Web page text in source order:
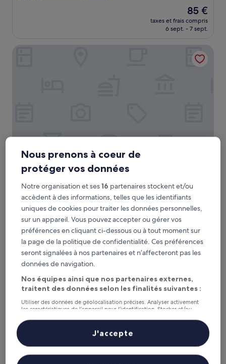
Le
nouveau
prix
de
85 €
85 €
taxes et frais compris
6 sept. - 7 sept.
Elite Hotel Ideon, Lund
Elite Hotel Ideon, Lund
Hébergement
4.0 étoiles
À 1,6 km de : Arrêt de tram Lund MAX IV
8.6
10,
Excellent,
(1 012 avis)
8,6/10 Excellent (1 012 avis)
nouveau
prix
de
taxes et frais compris
30 août - 31 août
Lilla Huset på slätten B&B
Nous prenons à coeur de
protéger vos données
Notre organisation et ses16 partenaires stockent et/ou
accèdent à des informations, telles que les identifiants
uniques de cookies pour traiter les données personnelles,
sur un appareil. Vous pouvez accepter ou gérer vos
préférences en cliquant ci-dessous ou à tout moment sur
la page de la politique de confidentialité. Ces préférences
seront signalées à nos partenaires et n’affecteront pas les
données de navigation.
Nos équipes ainsi que nos partenaires externes,
traitent des données selon les finalités suivantes :
Utiliser des données de géolocalisation précises. Analyser activement
les caractéristiques de l’appareil pour l’identification. Stocker et/ou
personnalisés, mesure de performance des publicités et du contenu,
études d’audience et développement de services.
Liste de nos partenaires (fournisseurs)
J'accepte